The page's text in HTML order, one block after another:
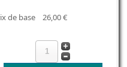
de base 26,00 €